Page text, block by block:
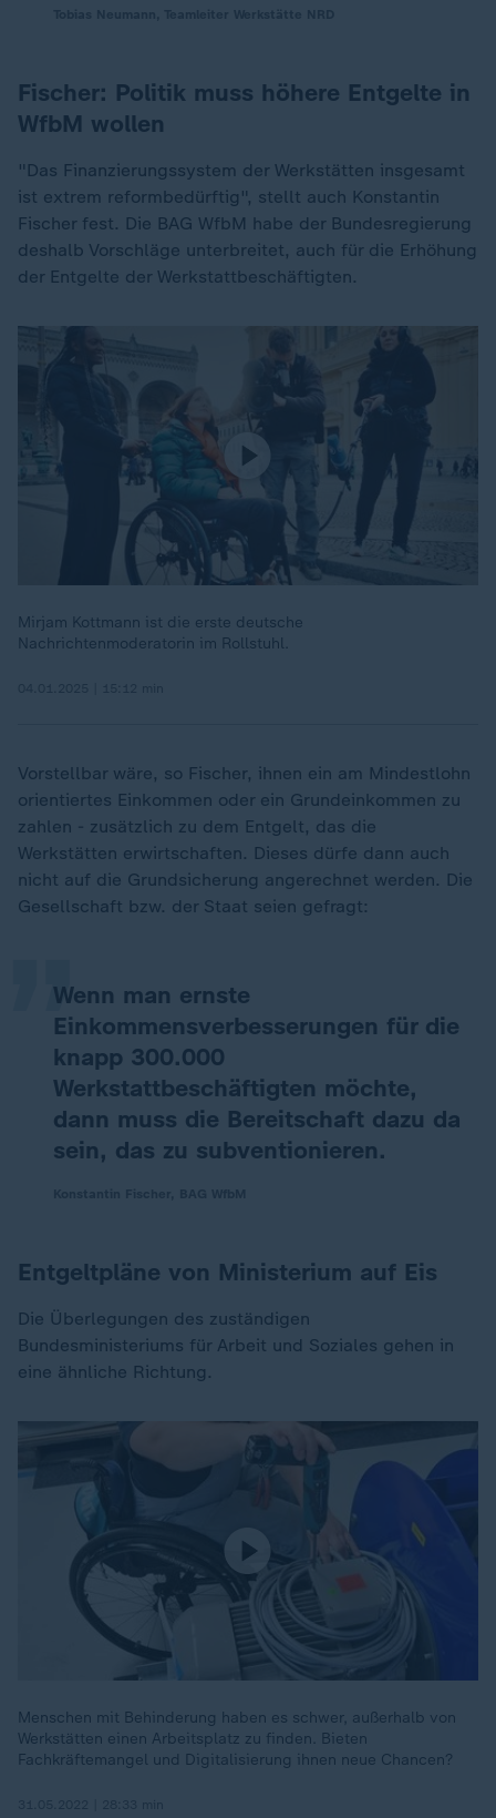
Fischer: Politik muss höhere Entgelte in
WfbM wollen
"Das Finanzierungssystem der Werkstätten insgesamt
ist extrem reformbedürftig", stellt auch Konstantin
Fischer fest. Die BAG WfbM habe der Bundesregierung
deshalb Vorschläge unterbreitet, auch für die Erhöhung
der Entgelte der Werkstattbeschäftigten.
Mirjam Kottmann ist die erste deutsche
Nachrichtenmoderatorin im Rollstuhl.
Vorstellbar wäre, so Fischer, ihnen ein am Mindestlohn
orientiertes Einkommen oder ein Grundeinkommen zu
zahlen - zusätzlich zu dem Entgelt, das die
Werkstätten erwirtschaften. Dieses dürfe dann auch
nicht auf die Grundsicherung angerechnet werden. Die
Gesellschaft bzw. der Staat seien gefragt:
Wenn man ernste
Einkommensverbesserungen für die
knapp 300.000
Werkstattbeschäftigten möchte,
dann muss die Bereitschaft dazu da
sein, das zu subventionieren.
„
Entgeltpläne von Ministerium auf Eis
Die Überlegungen des zuständigen
Bundesministeriums für Arbeit und Soziales gehen in
eine ähnliche Richtung.
Menschen mit Behinderung haben es schwer, außerhalb von
Werkstätten einen Arbeitsplatz zu finden. Bieten
Fachkräftemangel und Digitalisierung ihnen neue Chancen?